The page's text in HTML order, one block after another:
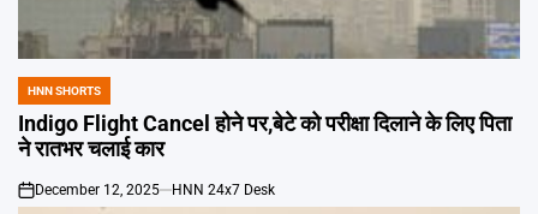
POSTED
IN
HNN SHORTS
Indigo Flight Cancel होने पर,बेटे को परीक्षा दिलाने के लिए पिता
ने रातभर चलाई कार
on
December 12, 2025 HNN 24x7 Desk